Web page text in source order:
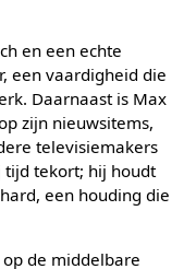
en een echte
een vaardigheid die
Daarnaast is Max
zijn nieuwsitems,
televisiemakers
tijd tekort; hij houdt
een houding die
de middelbare